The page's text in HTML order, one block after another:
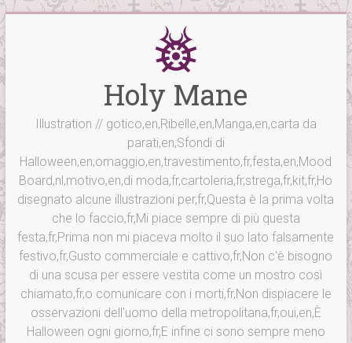
Vai
contenuto
Holy Mane
Illustration // gotico,en,Ribelle,en,Manga,en,carta da
parati,en,Sfondi di
Halloween,en,omaggio,en,travestimento,fr,festa,en,Mood
Board,nl,motivo,en,di moda,fr,cartoleria,fr,strega,fr,kit,fr,Ho
disegnato alcune illustrazioni per,fr,Questa è la prima volta
che lo faccio,fr,Mi piace sempre di più questa
festa,fr,Prima non mi piaceva molto il suo lato falsamente
festivo,fr,Gusto commerciale e cattivo,fr,Non c'è bisogno
di una scusa per essere vestita come un mostro così
chiamato,fr,o comunicare con i morti,fr,Non dispiacere le
osservazioni dell'uomo della metropolitana,fr,oui,en,È
Halloween ogni giorno,fr,E infine ci sono sempre meno